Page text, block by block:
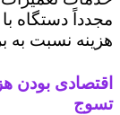
مجدداً دستگاه
هزینه نسبت
اقتصادی بودن
تسوج